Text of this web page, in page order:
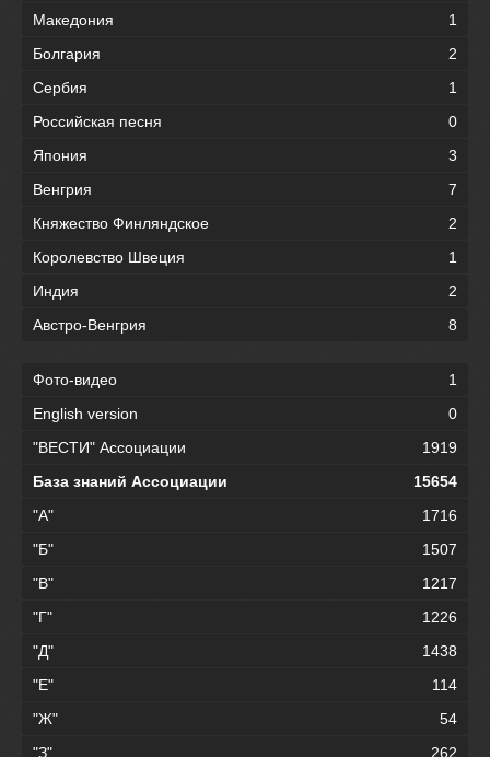
Македония
1
Болгария
2
Сербия
1
Российская песня
0
Япония
3
Венгрия
7
Княжество Финляндское
2
Королевство Швеция
1
Индия
2
Австро-Венгрия
8
Фото-видео
1
English version
0
"ВЕСТИ" Ассоциации
1919
База знаний Ассоциации
15654
"А"
1716
"Б"
1507
"В"
1217
"Г"
1226
"Д"
1438
"Е"
114
"Ж"
54
"З"
262